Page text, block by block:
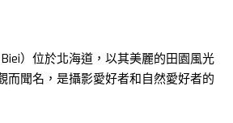
Biei）位於北海道，以其美麗的田園風光
而聞名，是攝影愛好者和自然愛好者的